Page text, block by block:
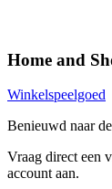
Home and
Winkelspeelgoed
Benieuwd naar
Vraag direct een
account aan.